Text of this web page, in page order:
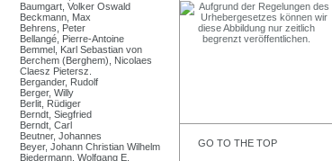
Baumgart, Volker Oswald
Beckmann, Max
Behrens, Peter
Bellangé, Pierre-Antoine
Bemmel, Karl Sebastian von
Berchem (Berghem), Nicolaes
Claesz Pietersz.
Bergander, Rudolf
Berger, Willy
Berlit, Rüdiger
Berndt, Siegfried
Berndt, Carl
Beutner, Johannes
Beyer, Johann Christian Wilhelm
Biedermann, Wolfgang E.
GO TO THE TOP